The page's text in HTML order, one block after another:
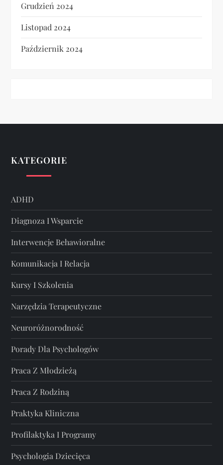
Grudzień 2024
Listopad 2024
Październik 2024
KATEGORIE
ADHD
Diagnoza I Wsparcie
Interwencje Behawioralne
Komunikacja I Relacja
Kursy I Szkolenia
Narzędzia Terapeutyczne
Neuroróżnorodność
Porady Dla Psychologów
Praca Z Młodzieżą
Praca Z Rodziną
Praktyka Kliniczna
Profilaktyka I Programy
Psychologia Dziecięca